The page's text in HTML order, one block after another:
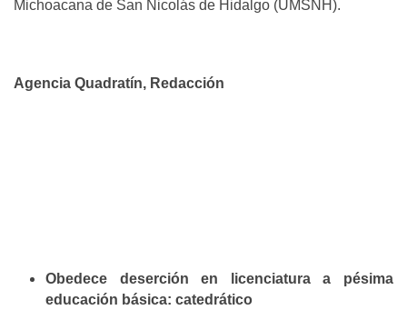
Michoacana de San Nicolás de Hidalgo (UMSNH).
Agencia Quadratín, Redacción
Obedece deserción en licenciatura a pésima
educación básica: catedrático